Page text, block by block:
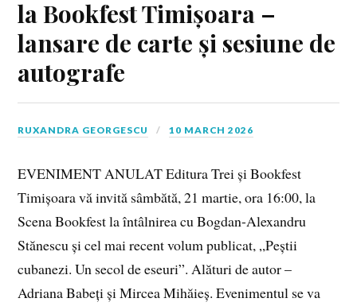
la Bookfest Timișoara –
lansare de carte și sesiune de
autografe
RUXANDRA GEORGESCU 10 MARCH 2026
EVENIMENT ANULAT Editura Trei și Bookfest
Timișoara vă invită sâmbătă, 21 martie, ora 16:00, la
Scena Bookfest la întâlnirea cu Bogdan-Alexandru
Stănescu și cel mai recent volum publicat, „Peștii
cubanezi. Un secol de eseuri”. Alături de autor –
Adriana Babeți și Mircea Mihăieș. Evenimentul se va